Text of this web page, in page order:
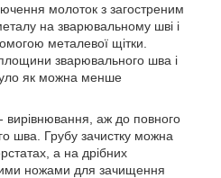
молоток з загостреним
на зварювальному шві і
металевої щітки.
зварювального шва і
як можна менше
- вирівнювання, аж до повного
шва. Грубу зачистку можна
а на дрібних
ножами для зачищення